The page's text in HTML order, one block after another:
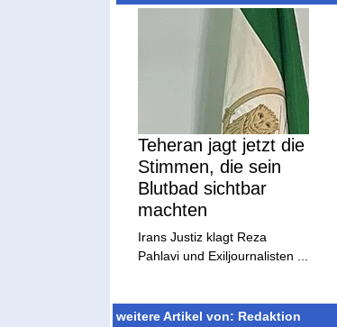
Teheran jagt jetzt die
Stimmen, die sein
Blutbad sichtbar
machten
Irans Justiz klagt Reza
Pahlavi und Exiljournalisten ...
weitere Artikel von: Redaktion